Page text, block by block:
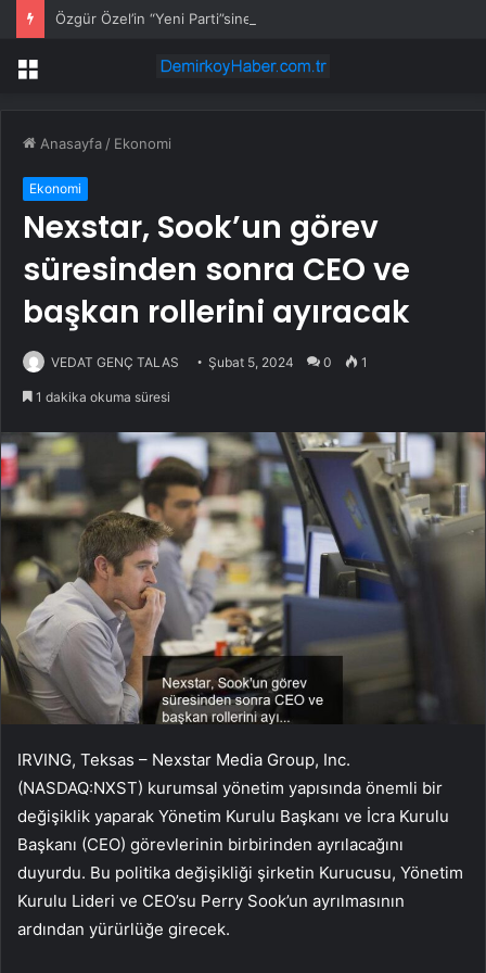
Özgür Özel’in “Yeni Parti”sine Kılıçdaroğlu’ndan ilk yorum
Menü
Anasayfa / Ekonomi
Ekonomi
Nexstar, Sook’un görev
süresinden sonra CEO ve
başkan rollerini ayıracak
VEDAT GENÇ TALAS Şubat 5, 2024 0 1
1 dakika okuma süresi
IRVING, Teksas – Nexstar Media Group, Inc.
(NASDAQ:NXST) kurumsal yönetim yapısında önemli bir
değişiklik yaparak Yönetim Kurulu Başkanı ve İcra Kurulu
Başkanı (CEO) görevlerinin birbirinden ayrılacağını
duyurdu. Bu politika değişikliği şirketin Kurucusu, Yönetim
Kurulu Lideri ve CEO’su Perry Sook’un ayrılmasının
ardından yürürlüğe girecek.